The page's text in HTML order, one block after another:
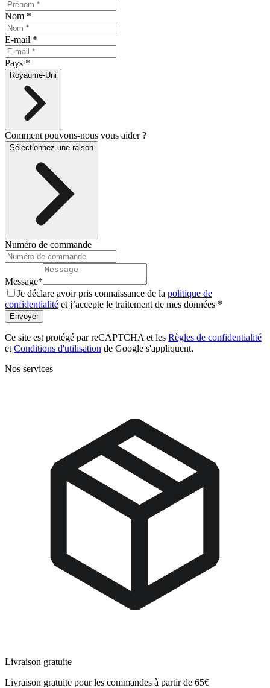
Nom *
E-mail *
Pays *
Royaume-Uni
Comment pouvons-nous vous aider ?
Sélectionnez une raison
Numéro de commande
Message*
Je déclare avoir pris connaissance de la politique de
confidentialité et j’accepte le traitement de mes données *
Envoyer
Ce site est protégé par reCAPTCHA et les Règles de confidentialité
et Conditions d'utilisation de Google s'appliquent.
Nos services
Livraison gratuite
Livraison gratuite pour les commandes à partir de 65€